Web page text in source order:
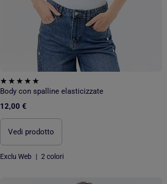
Body con spalline elasticizzate
12,00 €
Vedi prodotto
Exclu Web | 2 colori